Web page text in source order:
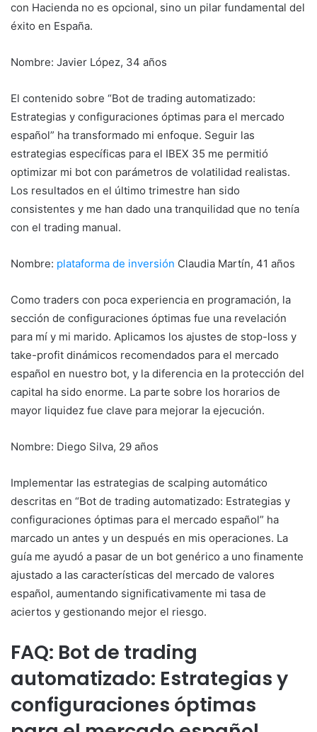
con Hacienda no es opcional, sino un pilar fundamental del
éxito en España.
Nombre: Javier López, 34 años
El contenido sobre “Bot de trading automatizado:
Estrategias y configuraciones óptimas para el mercado
español” ha transformado mi enfoque. Seguir las
estrategias específicas para el IBEX 35 me permitió
optimizar mi bot con parámetros de volatilidad realistas.
Los resultados en el último trimestre han sido
consistentes y me han dado una tranquilidad que no tenía
con el trading manual.
Nombre: plataforma de inversión Claudia Martín, 41 años
Como traders con poca experiencia en programación, la
sección de configuraciones óptimas fue una revelación
para mí y mi marido. Aplicamos los ajustes de stop-loss y
take-profit dinámicos recomendados para el mercado
español en nuestro bot, y la diferencia en la protección del
capital ha sido enorme. La parte sobre los horarios de
mayor liquidez fue clave para mejorar la ejecución.
Nombre: Diego Silva, 29 años
Implementar las estrategias de scalping automático
descritas en “Bot de trading automatizado: Estrategias y
configuraciones óptimas para el mercado español” ha
marcado un antes y un después en mis operaciones. La
guía me ayudó a pasar de un bot genérico a uno finamente
ajustado a las características del mercado de valores
español, aumentando significativamente mi tasa de
aciertos y gestionando mejor el riesgo.
FAQ: Bot de trading
automatizado: Estrategias y
configuraciones óptimas